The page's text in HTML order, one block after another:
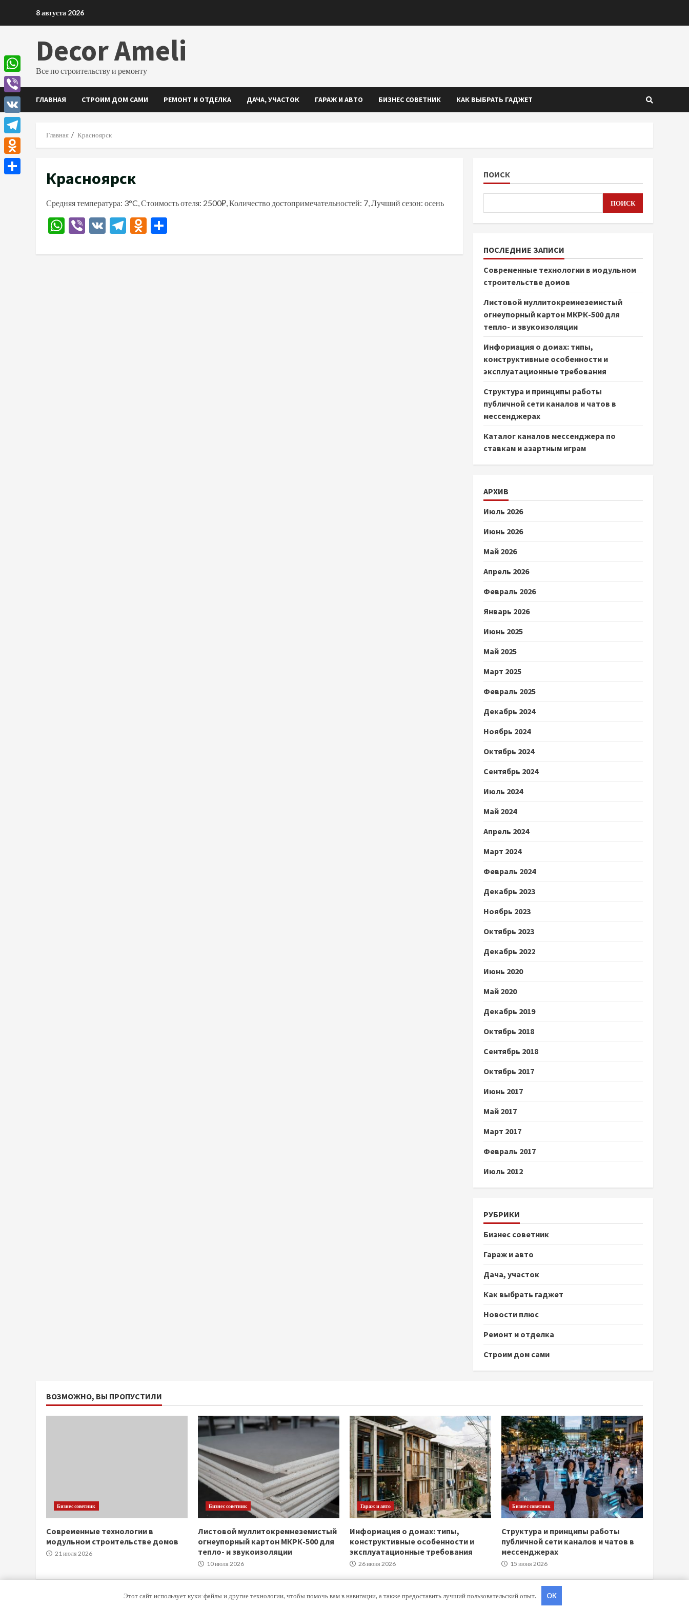
8 августа 2026
Decor Ameli
Все по строительству и ремонту
ГЛАВНАЯ СТРОИМ ДОМ САМИ РЕМОНТ И ОТДЕЛКА ДАЧА, УЧАСТОК ГАРАЖ И АВТО БИЗНЕС СОВЕТНИК КАК ВЫБРАТЬ ГАДЖЕТ
Главная Красноярск
Красноярск
Средняя температура: 3°C, Стоимость отеля: 2500₽, Количество достопримечательностей: 7, Лучший сезон: осень
WhatsApp
Viber
VK Telegram
Odnoklassniki
ПОИСК
ПОИСК
ПОСЛЕДНИЕ ЗАПИСИ
Современные технологии в модульном
строительстве домов
Листовой муллитокремнеземистый
огнеупорный картон МКРК-500 для
тепло- и звукоизоляции
Информация о домах: типы,
конструктивные особенности и
эксплуатационные требования
Структура и принципы работы
публичной сети каналов и чатов в
мессенджерах
Каталог каналов мессенджера по
ставкам и азартным играм
АРХИВ
Июль 2026
Июнь 2026
Май 2026
Апрель 2026
Февраль 2026
Январь 2026
Июнь 2025
Май 2025
Март 2025
Февраль 2025
Декабрь 2024
Ноябрь 2024
Октябрь 2024
Сентябрь 2024
Июль 2024
Май 2024
Апрель 2024
Март 2024
Февраль 2024
Декабрь 2023
Ноябрь 2023
Октябрь 2023
Декабрь 2022
Июнь 2020
Май 2020
Декабрь 2019
Октябрь 2018
Сентябрь 2018
Октябрь 2017
Июнь 2017
Май 2017
Март 2017
Февраль 2017
Июль 2012
РУБРИКИ
Бизнес советник
Гараж и авто
Дача, участок
Как выбрать гаджет
Новости плюс
Ремонт и отделка
Строим дом сами
ВОЗМОЖНО, ВЫ ПРОПУСТИЛИ
Бизнес советник
Современные технологии в
модульном строительстве домов
21 июля 2026
Бизнес советник
Листовой муллитокремнеземистый
огнеупорный картон МКРК-500 для
тепло- и звукоизоляции
10 июля 2026
Гараж и авто
Информация о домах: типы,
конструктивные особенности и
эксплуатационные требования
26 июня 2026
Бизнес советник
Структура и принципы работы
публичной сети каналов и чатов в
мессенджерах
15 июня 2026
Copyright © Все права защищены.|MoreNewsот AF themes.
WhatsApp
Viber
VK
Telegram
Odnoklassniki
Этот сайт использует куки-файлы и другие технологии, чтобы помочь вам в навигации, а также предоставить лучший пользовательский опыт. OK